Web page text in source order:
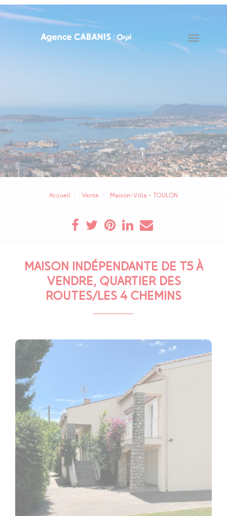
Toggle
Accueil Vente Maison-Villa - TOULON
MAISON INDÉPENDANTE DE T5 À
VENDRE, QUARTIER DES
ROUTES/LES 4 CHEMINS